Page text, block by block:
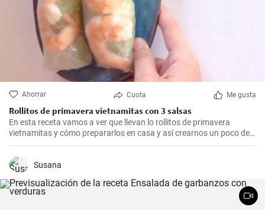
Ahorrar Cuota Me gusta
Rollitos de primavera vietnamitas con 3 salsas
En esta receta vamos a ver que llevan lo rollitos de primavera
vietnamitas y cómo prepararlos en casa y así crearnos un poco de
ambiente oriental.
Susana